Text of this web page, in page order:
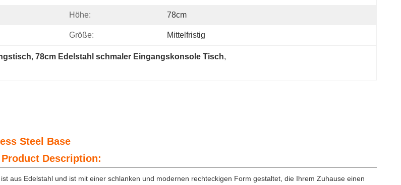
Höhe: 78cm
Größe: Mittelfristig
, 78cm Edelstahl schmaler Eingangskonsole Tisch,
Tables With Stainless Steel Base
aus Edelstahl und ist mit einer schlanken und modernen rechteckigen Form gestaltet, die Ihrem Zuhause einen